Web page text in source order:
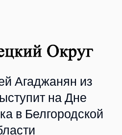
Агаджанян из
на Дне
в Белгородской